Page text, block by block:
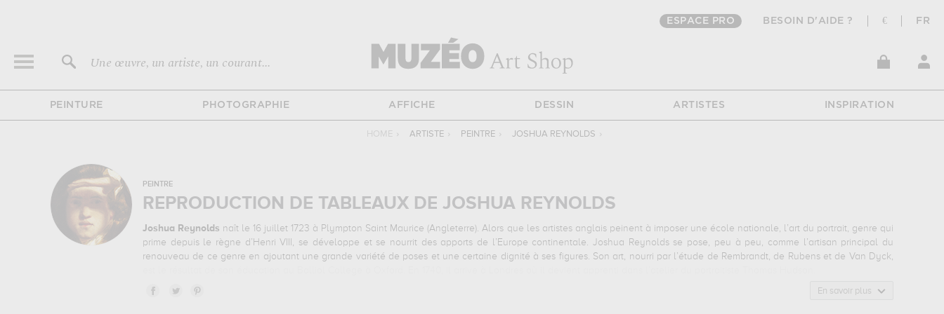
ESPACE PRO BESOIN D'AIDE ? € FR
Une œuvre, un artiste, un courant...
PEINTURE PHOTOGRAPHIE AFFICHE DESSIN ARTISTES INSPIRATION
HOME › ARTISTE › PEINTRE › JOSHUA REYNOLDS ›
PEINTRE
REPRODUCTION DE TABLEAUX DE JOSHUA REYNOLDS
Joshua Reynolds naît le 16 juillet 1723 à Plympton Saint Maurice (Angleterre).Alors que les artistes anglais peinent à imposer une école nationale, l’art du portrait, genre qui
prime depuis le règne d’Henri VIII, se développe et se nourrit des apports de l’Europe continentale. Joshua Reynolds se pose, peu à peu, comme l’artisan principal du
renouveau de ce genre en ajoutant une grande variété de poses et une certaine dignité à ses figures. Son art, nourri par l’étude de Rembrandt, de Rubens et de Van Dyck,
Entre 1749 et 1752,
En savoir plus